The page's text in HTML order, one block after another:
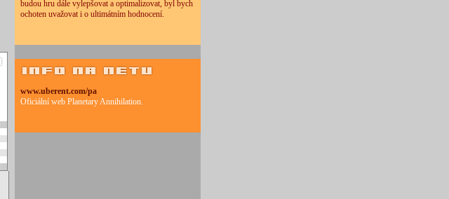
budou hru dále vylepšovat a optimalizovat, byl bych
ochoten uvažovat i o ultimátním hodnocení.
www.uberent.com/pa
Oficiální web Planetary Annihilation.